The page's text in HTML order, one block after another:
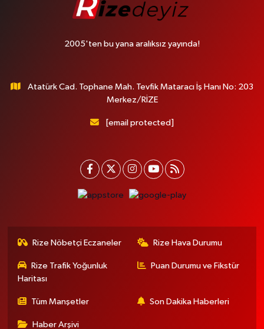
2005'ten bu yana aralıksız yayında!
Atatürk Cad. Tophane Mah. Tevfik Mataracı İş Hanı No: 203
Merkez/RİZE
[email protected]
Rize Nöbetçi Eczaneler Rize Hava Durumu
Rize Trafik Yoğunluk
Haritası
Puan Durumu ve Fikstür
Tüm Manşetler Son Dakika Haberleri
Haber Arşivi